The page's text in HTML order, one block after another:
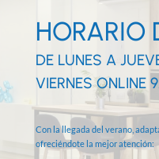
HORARIO
DE LUNES A
VIERNES ONLINE
Con la llegada del verano,
ofreciéndote la mejor atención: